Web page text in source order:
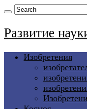
Развитие
Изобретения